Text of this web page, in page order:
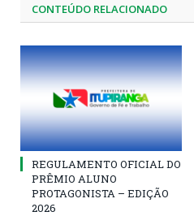
CONTEÚDO RELACIONADO
REGULAMENTO OFICIAL DO
PRÊMIO ALUNO
PROTAGONISTA – EDIÇÃO
2026